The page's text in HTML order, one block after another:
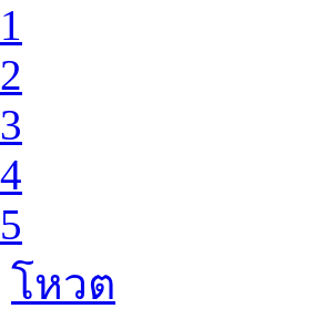
1
2
3
4
5
โหวต